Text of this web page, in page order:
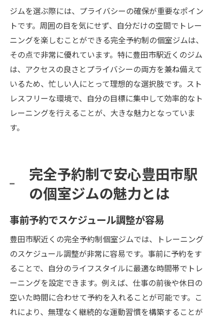
時間を有効活用するトレーニングの秘訣
日常生活に取り入れるジム習慣
ジムを選ぶ際には、プライバシーの確保が重要なポイン
トです。周囲の目を気にせず、自分だけの空間でトレー
ニングを楽しむことができる完全予約制の個室ジムは、
その点で非常に優れています。特に豊田市駅近くのジム
は、アクセスの良さとプライバシーの両方を兼ね備えて
いるため、忙しい人にとって理想的な選択肢です。スト
レスフリーな環境で、自分の目標に集中して効率的なト
レーニングを行えることが、大きな魅力となっていま
す。
完全予約制で安心豊田市駅
の個室ジムの魅力とは
事前予約でスケジュール調整が容易
豊田市駅近くの完全予約制個室ジムでは、トレーニング
のスケジュール調整が非常に容易です。事前に予約をす
ることで、自分のライフスタイルに最適な時間帯でトレ
ーニングを設定できます。例えば、仕事の前後や休日の
空いた時間に合わせて予約を入れることが可能です。こ
れにより、無理なく継続的な運動習慣を構築することが